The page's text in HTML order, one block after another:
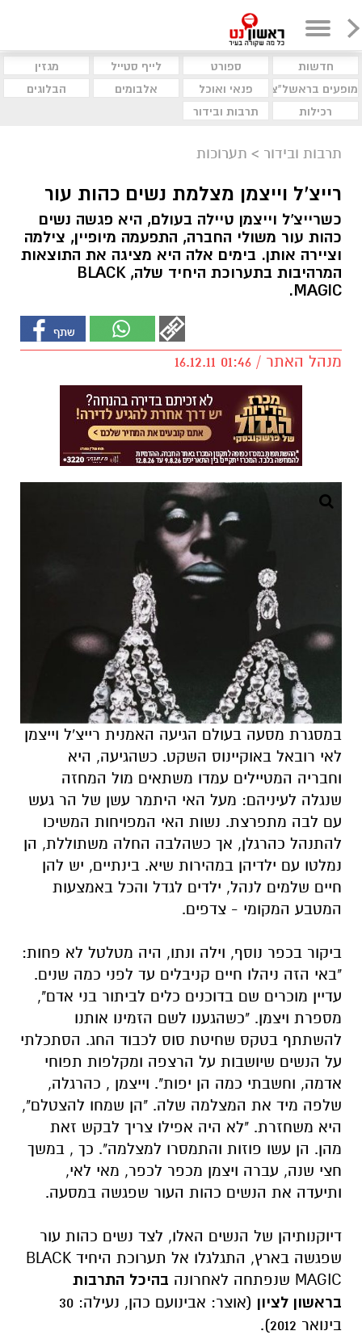
חדשות ספורט לייף סטייל
מגזין
מופעים בראשל"צ
פנאי ואוכל אלבומים
הבלוגים
רכילות
תרבות ובידור
תרבות ובידור > תערוכות
רייצ'ל וייצמן מצלמת נשים כהות עור
כשרייצ'ל וייצמן טיילה בעולם, היא פגשה נשים
כהות עור משולי החברה, התפעמה מיופיין, צילמה
וציירה אותן. בימים אלה היא מציגה את התוצאות
המרהיבות בתערוכת היחיד שלה, BLACK
MAGIC.
מנהל האתר / 01:46 16.12.11
במסגרת מסעה בעולם הגיעה האמנית רייצ'ל וייצמן
לאי רובאל באוקיינוס השקט. כשהגיעה, היא
וחבריה המטיילים עמדו משתאים מול המחזה
שנגלה לעיניהם: מעל האי היתמר עשן של הר געש
עם לבה מתפרצת. נשות האי המפויחות המשיכו
להתנהל כהרגלן, אך כשהלבה החלה משתוללת, הן
נמלטו עם ילדיהן במהירות שיא. בינתיים, יש להן
חיים שלמים לנהל, ילדים לגדל והכל באמצעות
המטבע המקומי - צדפים.
ביקור בכפר נוסף, וילה ונתו, היה מטלטל לא פחות:
"באי הזה ניהלו חיים קניבלים עד לפני כמה שנים.
עדיין מוכרים שם בדוכנים כלים לביתור בני אדם",
מספרת ויצמן. "כשהגענו לשם הזמינו אותנו
להשתתף בטקס שחיטת סוס לכבוד החג. הסתכלתי
על הנשים שיושבות על הרצפה ומקלפות תפוחי
אדמה, וחשבתי כמה הן יפות". וייצמן , כהרגלה,
שלפה מיד את המצלמה שלה. "הן שמחו להצטלם",
היא משחזרת. "לא היה אפילו צריך לבקש זאת
מהן. הן עשו פוזות והתמסרו למצלמה". כך , במשך
חצי שנה, עברה ויצמן מכפר לכפר, מאי לאי,
ותיעדה את הנשים כהות העור שפגשה במסעה.
דיוקנותיהן של הנשים האלו, לצד נשים כהות עור
שפגשה בארץ, התגלגלו אל תערוכת היחיד BLACK
MAGIC שנפתחה לאחרונה
בהיכל התרבות
בראשון לציון
(אוצר: אבינועם כהן, נעילה: 30
בינואר 2012).